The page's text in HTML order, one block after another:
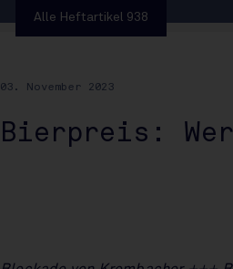
Alle Heftartikel 938
03. November 2023
Bierpreis: